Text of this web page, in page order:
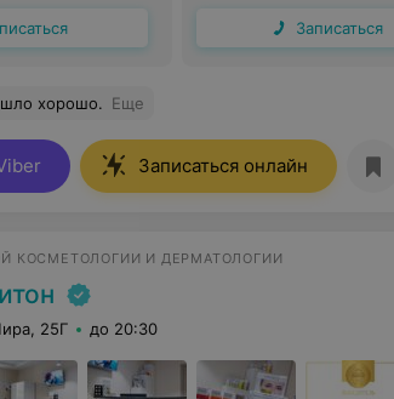
Записаться
хорошо. Еще
Записаться онлайн
КОСМЕТОЛОГИИ И ДЕРМАТОЛОГИИ
25Г до 20:30